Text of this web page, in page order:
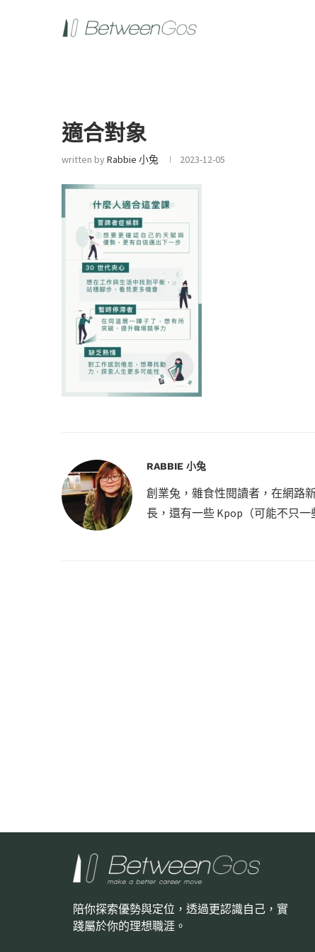
適合對象
written byRabbie 小兔 2023-12-05
RABBIE 小兔
創業兔，雜食性閱讀者，在網路
長，還有一些 Kpop（可能不只一
陪你探索優勢與定位，透過更認識自己，實
踐屬於你的理想職涯。